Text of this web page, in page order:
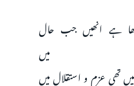
ہے انھیں جب حال
میں
تھی عزم و استقلال میں